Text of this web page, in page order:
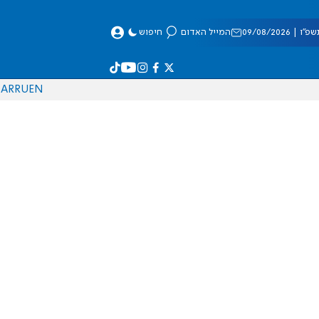
08/2026 המייל האדום חיפוש
EN
RU
AR